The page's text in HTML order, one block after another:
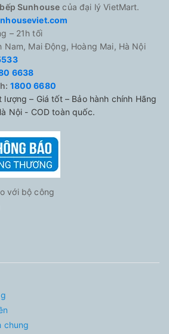
Sunhouse của đại lý VietMart.
– 21h tối
Nam, Mai Động, Hoàng Mai, Hà Nội
6638
1800 6680
– Giá tốt – Bảo hành chính Hãng
Nội - COD toàn quốc.
với bộ công
chung